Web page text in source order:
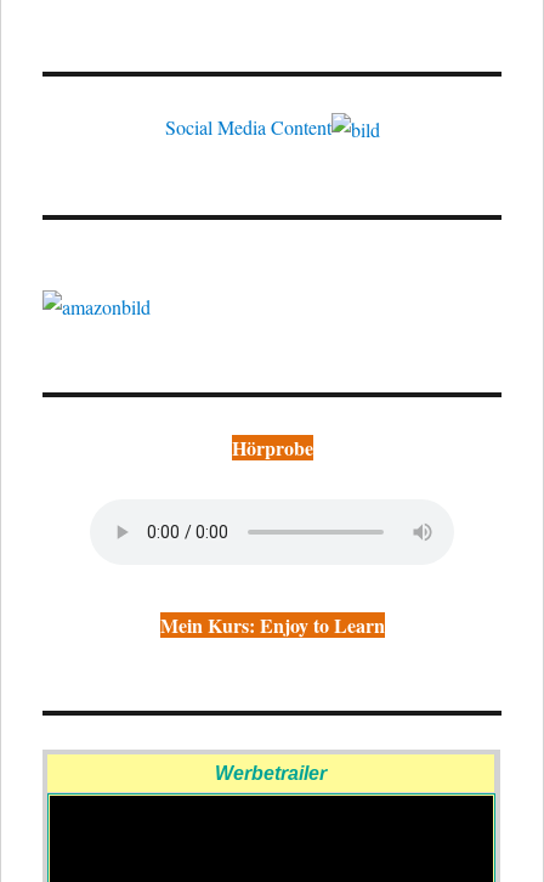
Social Media Content
Hörprobe
Mein Kurs: Enjoy to Learn
Werbetrailer